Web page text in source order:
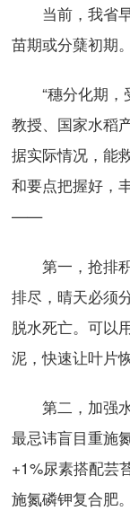
当前，我省早
苗期或分蘖初期。
“穗分化期，
教授、国家水稻
据实际情况，能
和要点把握好，
——
第一，抢排积
排尽，晴天必须
脱水死亡。可以
泥，快速让叶片
第二，加强水
最忌讳盲目重施
+1%尿素搭配芸
施氮磷钾复合肥。